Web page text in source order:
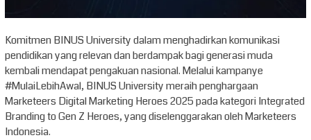
Komitmen BINUS University dalam menghadirkan komunikasi
pendidikan yang relevan dan berdampak bagi generasi muda
kembali mendapat pengakuan nasional. Melalui kampanye
#MulaiLebihAwal, BINUS University meraih penghargaan
Marketeers Digital Marketing Heroes 2025 pada kategori Integrated
Branding to Gen Z Heroes, yang diselenggarakan oleh Marketeers
Indonesia.